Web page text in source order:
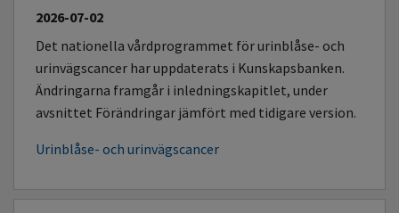
2026-07-02
Det nationella vårdprogrammet för urinblåse- och
urinvägscancer har uppdaterats i Kunskapsbanken.
Ändringarna framgår i inledningskapitlet, under
avsnittet Förändringar jämfört med tidigare version.
Urinblåse- och urinvägscancer